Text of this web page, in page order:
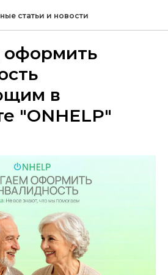
статьи и новости
в
"ONHELP"